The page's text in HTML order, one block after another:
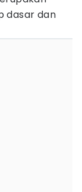
dasar dan